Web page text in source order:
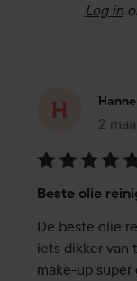
Log in
Hanne
2
Het
5
van
de
5
Beste olie
De beste olie
iets dikker van
make-up